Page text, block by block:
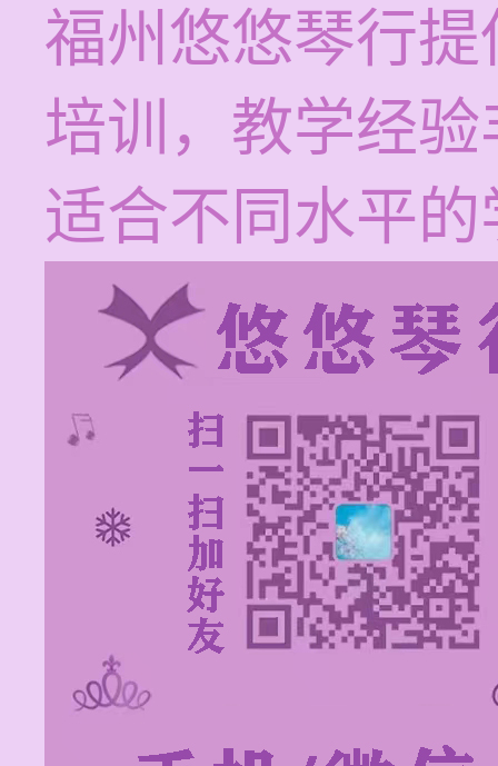
福州悠悠琴行
培训，教学经
适合不同水平